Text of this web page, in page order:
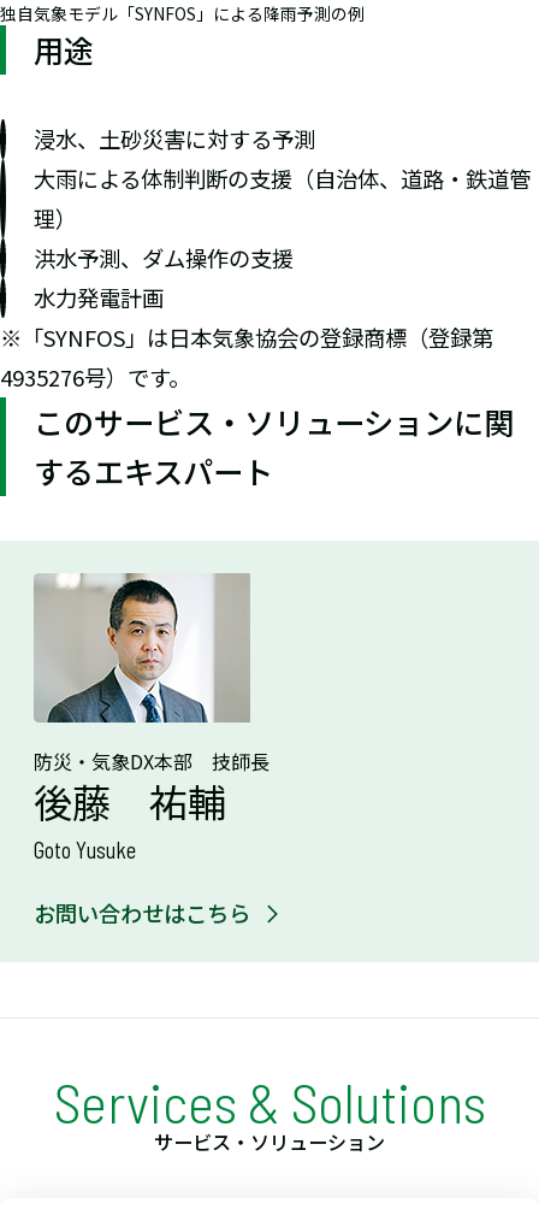
独自気象モデル「SYNFOS」による降雨予測の例
用途
浸水、土砂災害に対する予測
大雨による体制判断の支援（自治体、道路・鉄道管
理）
洪水予測、ダム操作の支援
水力発電計画
※「SYNFOS」は日本気象協会の登録商標（登録第
4935276号）です。
このサービス・ソリューションに関
するエキスパート
防災・気象DX本部 技師長
後藤 祐輔
Goto Yusuke
お問い合わせはこちら
Services & Solutions
サービス・ソリューション